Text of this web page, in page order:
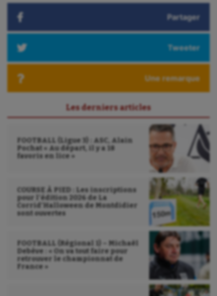
Partager
Tweeter
Une remarque
Les derniers articles
FOOTBALL (Ligue 3) : ASC, Alain
Pochat « Au départ, il y a 18
favoris en lice »
COURSE À PIED : Les inscriptions
pour l’édition 2026 de La
Corrid’Halloween de Montdidier
sont ouvertes
FOOTBALL (Régional 1) – Michaël
Debève : « On va tout faire pour
retrouver le championnat de
France »